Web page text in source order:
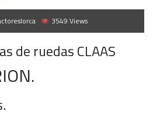
3549 Views
de ruedas CLAAS